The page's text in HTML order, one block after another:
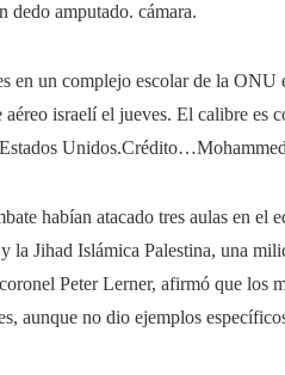
dedo amputado. cámara.
en un complejo escolar de la ONU
aéreo israelí el jueves. El calibre es
Unidos.Crédito…
habían atacado tres aulas en el
la Jihad Islámica Palestina, una
Peter Lerner, afirmó que los
aunque no dio ejemplos